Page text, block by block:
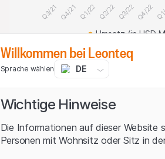
Umsatz (in USD
Q3/21 Q4/21 Q1/22 Q2/22 Q3/22 Q4/22
Historische Daten sind kein
zukünftige Entwicklungen.
KI als
Willkommen bei Leonteq
Sprache wählen DE
Wichtige Hinweise
Die Informationen auf dieser Website
Personen mit Wohnsitz oder Sitz in